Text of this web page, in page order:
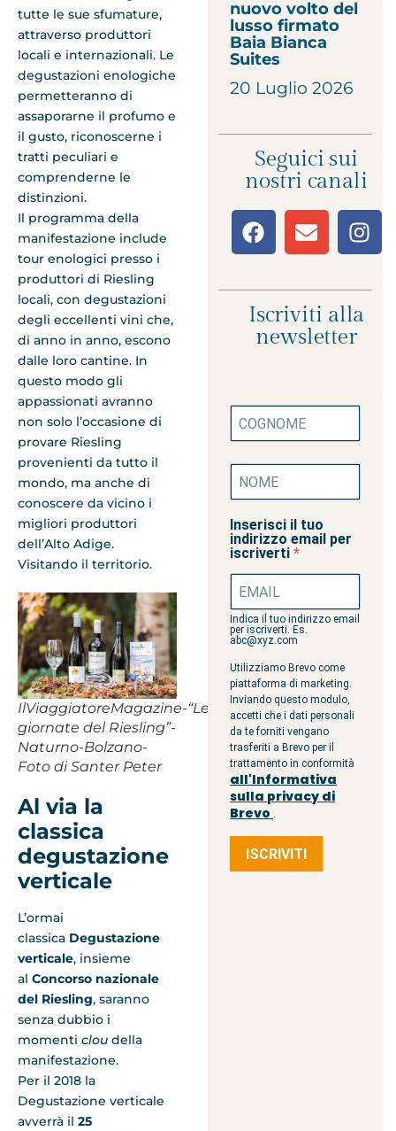
tutte le sue sfumature,
attraverso produttori
locali e internazionali. Le
degustazioni enologiche
permetteranno di
assaporarne il profumo e
il gusto, riconoscerne i
tratti peculiari e
comprenderne le
distinzioni.
Il programma della
manifestazione include
tour enologici presso i
produttori di Riesling
locali, con degustazioni
degli eccellenti vini che,
di anno in anno, escono
dalle loro cantine. In
questo modo gli
appassionati avranno
non solo l’occasione di
provare Riesling
provenienti da tutto il
mondo, ma anche di
conoscere da vicino i
migliori produttori
dell’Alto Adige.
Visitando il territorio.
IlViaggiatoreMagazine-“Le
giornate del Riesling”-
Naturno-Bolzano-
Foto di Santer Peter
Al via la
classica
degustazione
verticale
L’ormai
classica Degustazione
verticale, insieme
al Concorso nazionale
del Riesling, saranno
senza dubbio i
momenti clou della
manifestazione.
Per il 2018 la
Degustazione verticale
avverrà il 25
nuovo volto del
lusso firmato
Baia Bianca
Suites
20 Luglio 2026
Seguici sui
nostri canali
Iscriviti alla
newsletter
Inserisci il tuo
indirizzo email per
iscriverti
Indica il tuo indirizzo email
per iscriverti. Es.
abc@xyz.com
Utilizziamo Brevo come
piattaforma di marketing.
Inviando questo modulo,
accetti che i dati personali
da te forniti vengano
trasferiti a Brevo per il
trattamento in conformità
all'Informativa
sulla privacy di
Brevo .
ISCRIVITI